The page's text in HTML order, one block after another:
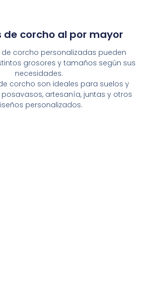
de corcho al por mayor
de corcho personalizadas pueden
grosores y tamaños según sus
necesidades.
corcho son ideales para suelos y
artesanía, juntas y otros
personalizados.